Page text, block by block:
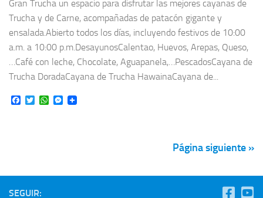
Gran Trucha un espacio para disfrutar las mejores cayanas de
Trucha y de Carne, acompañadas de patacón gigante y
ensalada.Abierto todos los días, incluyendo festivos de 10:00
a.m. a 10:00 p.m.DesayunosCalentao, Huevos, Arepas, Queso,
…Café con leche, Chocolate, Aguapanela,…PescadosCayana de
Trucha DoradaCayana de Trucha HawainaCayana de...
Facebook
TwitterWhatsApp
Messenger
Página siguiente »
SEGUIR: